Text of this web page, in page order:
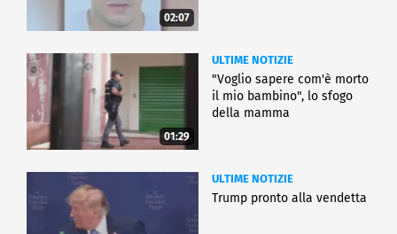
02:07
01:29
ULTIME NOTIZIE
"Voglio sapere com'è morto
il mio bambino", lo sfogo
della mamma
ULTIME NOTIZIE
Trump pronto alla vendetta